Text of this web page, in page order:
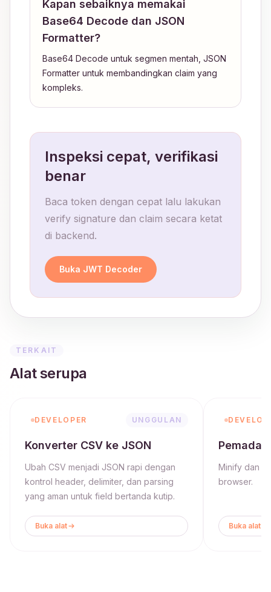
Kapan sebaiknya memakai
Base64 Decode dan JSON
Formatter?
Base64 Decode untuk segmen mentah, JSON
Formatter untuk membandingkan claim yang
kompleks.
Inspeksi cepat, verifikasi
benar
Baca token dengan cepat lalu lakukan
verify signature dan claim secara ketat
di backend.
Buka JWT Decoder
TERKAIT
Alat serupa
DEVELOPER UNGGULAN
Konverter CSV ke JSON
Ubah CSV menjadi JSON rapi dengan
kontrol header, delimiter, dan parsing
yang aman untuk field bertanda kutip.
Buka alat
Pemadat
Minify dan
browser.
Buka alat